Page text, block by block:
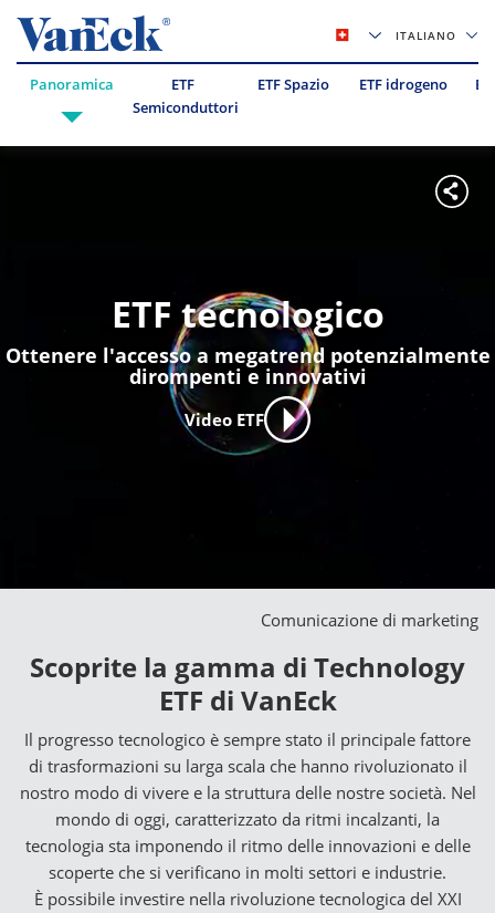
ITALIANO
Panoramica
ETF
Semiconduttori
ETF Spazio ETF idrogeno
ETF tecnologico
Ottenere l'accesso a megatrend potenzialmente
dirompenti e innovativi
Video ETF
Comunicazione di marketing
Scoprite la gamma di Technology
ETF di VanEck
Il progresso tecnologico è sempre stato il principale fattore
di trasformazioni su larga scala che hanno rivoluzionato il
nostro modo di vivere e la struttura delle nostre società. Nel
mondo di oggi, caratterizzato da ritmi incalzanti, la
tecnologia sta imponendo il ritmo delle innovazioni e delle
scoperte che si verificano in molti settori e industrie.
È possibile investire nella rivoluzione tecnologica del XXI